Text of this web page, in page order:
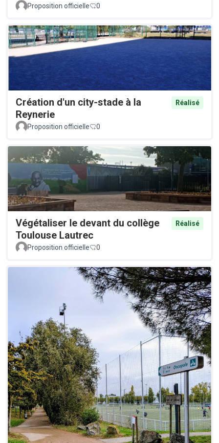
Proposition officielle 0
Création d'un city-stade à la
Reynerie
Réalisé
Proposition officielle 0
Végétaliser le devant du collège
Toulouse Lautrec
Réalisé
Proposition officielle 0